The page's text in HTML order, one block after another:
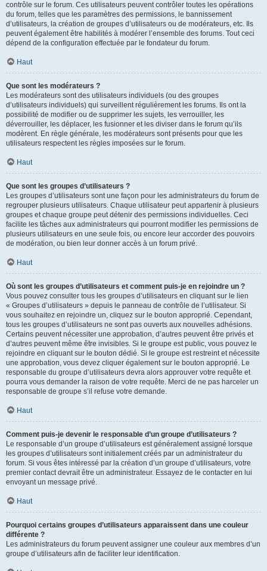
contrôle sur le forum. Ces utilisateurs peuvent contrôler toutes les opérations
du forum, telles que les paramètres des permissions, le bannissement
d’utilisateurs, la création de groupes d’utilisateurs ou de modérateurs, etc. Ils
peuvent également être habilités à modérer l’ensemble des forums. Tout ceci
dépend de la configuration effectuée par le fondateur du forum.
Haut
Que sont les modérateurs ?
Les modérateurs sont des utilisateurs individuels (ou des groupes
d’utilisateurs individuels) qui surveillent régulièrement les forums. Ils ont la
possibilité de modifier ou de supprimer les sujets, les verrouiller, les
déverrouiller, les déplacer, les fusionner et les diviser dans le forum qu’ils
modèrent. En règle générale, les modérateurs sont présents pour que les
utilisateurs respectent les règles imposées sur le forum.
Haut
Que sont les groupes d’utilisateurs ?
Les groupes d’utilisateurs sont une façon pour les administrateurs du forum de
regrouper plusieurs utilisateurs. Chaque utilisateur peut appartenir à plusieurs
groupes et chaque groupe peut détenir des permissions individuelles. Ceci
facilite les tâches aux administrateurs qui pourront modifier les permissions de
plusieurs utilisateurs en une seule fois, ou encore leur accorder des pouvoirs
de modération, ou bien leur donner accès à un forum privé.
Haut
Où sont les groupes d’utilisateurs et comment puis-je en rejoindre un ?
Vous pouvez consulter tous les groupes d’utilisateurs en cliquant sur le lien
« Groupes d’utilisateurs » depuis le panneau de contrôle de l’utilisateur. Si
vous souhaitez en rejoindre un, cliquez sur le bouton approprié. Cependant,
tous les groupes d’utilisateurs ne sont pas ouverts aux nouvelles adhésions.
Certains peuvent nécessiter une approbation, d’autres peuvent être privés et
d’autres peuvent même être invisibles. Si le groupe est public, vous pouvez le
rejoindre en cliquant sur le bouton dédié. Si le groupe est restreint et nécessite
une approbation, vous devez cliquer également sur le bouton approprié. Le
responsable du groupe d’utilisateurs devra alors approuver votre requête et
pourra vous demander la raison de votre requête. Merci de ne pas harceler un
responsable de groupe s’il refuse votre demande.
Haut
Comment puis-je devenir le responsable d’un groupe d’utilisateurs ?
Le responsable d’un groupe d’utilisateurs est généralement assigné lorsque
les groupes d’utilisateurs sont initialement créés par un administrateur du
forum. Si vous êtes intéressé par la création d’un groupe d’utilisateurs, votre
premier contact devrait être un administrateur. Essayez de le contacter en lui
envoyant un message privé.
Haut
Pourquoi certains groupes d’utilisateurs apparaissent dans une couleur
différente ?
Les administrateurs du forum peuvent assigner une couleur aux membres d’un
groupe d’utilisateurs afin de faciliter leur identification.